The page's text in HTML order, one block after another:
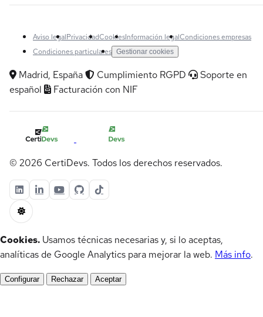
Aviso legalPrivacidadCookiesInformación legalCondiciones empresas
Condiciones particulares Gestionar cookies
Madrid, España Cumplimiento RGPD
Soporte en
español
Facturación con NIF
© 2026 CertiDevs. Todos los derechos reservados.
Cookies. Usamos técnicas necesarias y, si lo aceptas,
analíticas de Google Analytics para mejorar la web. Más info.
Configurar Rechazar Aceptar